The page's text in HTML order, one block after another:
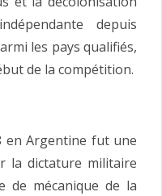
depuis
les pays qualifiés,
de la compétition.
en Argentine fut une
la dictature militaire
de mécanique de la